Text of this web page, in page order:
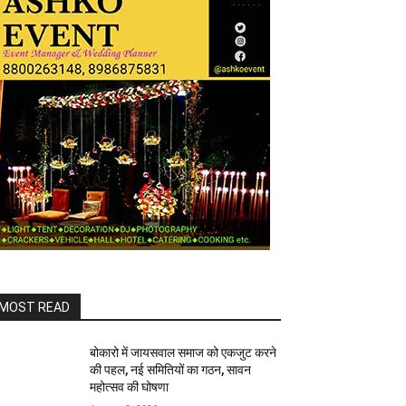
READ
बोकारो में जायसवाल समाज को एकजुट करने
की पहल, नई समितियों का गठन, सावन
महोत्सव की घोषणा